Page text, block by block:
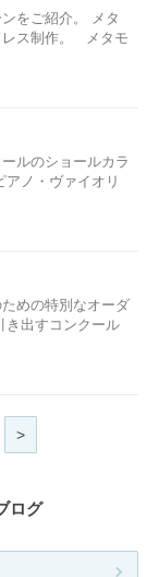
をご紹介。 メタ
レス制作。 メタモ
ルのショールカラ
ノ・ヴァイオリ
めの特別なオーダ
き出すコンクール
>
ログ